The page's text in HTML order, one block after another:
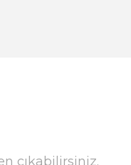
çıkabilirsiniz.